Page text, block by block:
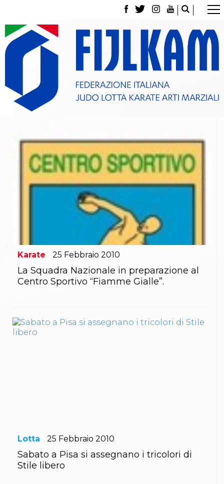
La Federazione
Tesseramento
Contatti
Norme e modulistica Affiliazioni e Tesseramenti
Classifica Società Sportive con più di 100 atleti
tesserati
Dove siamo
Media
Partners
Trasparenza
Judo
La disciplina
News
Attività Didattica
Gare e Risultati
Albi Federali
Arbitri
Lotta
La disciplina
News
Gare e Risultati
La disciplina
BJJ
Pancrazio/Pankration
S'istrumpa
Karate 25 Febbraio 2010
La Squadra Nazionale in preparazione al
Centro Sportivo “Fiamme Gialle”.
Lotta 25 Febbraio 2010
Sabato a Pisa si assegnano i tricolori di
Stile libero